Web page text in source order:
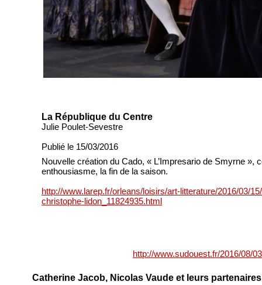
Catherine Jacob, Nicolas Vaude et leurs
http://www.sudouest.fr/2016/08/
La République du Centre
Julie Poulet-Sevestre
Publié le 15/03/2016
Nouvelle création du Cado, « L’Impresario de Smyrne »,
enthousiasme, la fin de la saison.
http://www.larep.fr/orleans/loisirs/art-litterature/2016/03/
christophe-lidon_11824935.html